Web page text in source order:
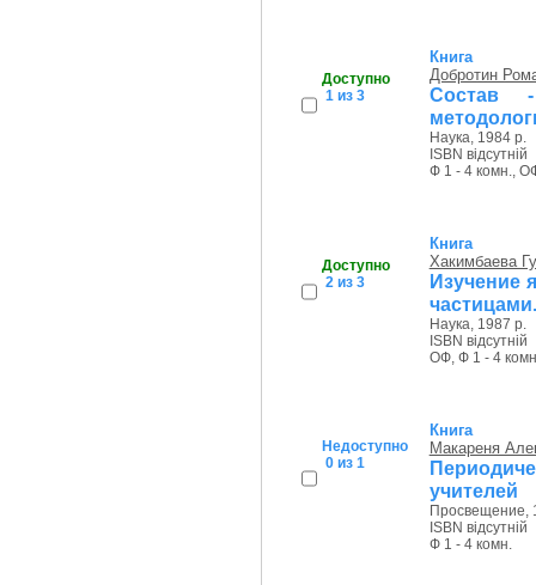
Доступно
1 из 3
Книга
Добротин
Состав
Наука, 1984 р.
ISBN відсутній
Ф 1 - 4 комн.,
Доступно
2 из 3
Книга
Хакимбаева
Изучение
Наука, 1987 р.
ISBN відсутній
ОФ, Ф 1 - 4
Недоступно
0 из 1
Книга
Макареня
учителей
Просвещение,
ISBN відсутній
Ф 1 - 4 комн.